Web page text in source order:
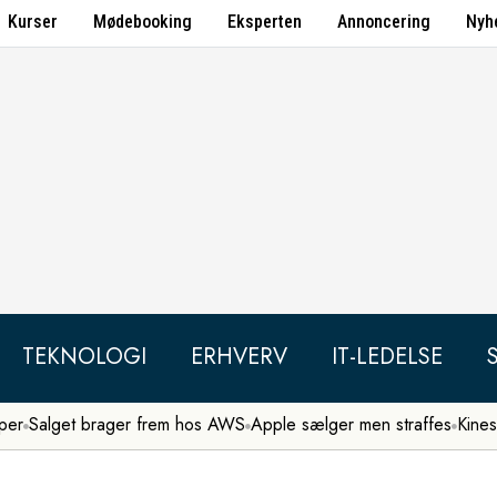
Kurser Mødebooking Eksperten Annoncering
TEKNOLOGI ERHVERV IT-LEDELSE
Salget brager frem hos AWS Apple sælger men straffes